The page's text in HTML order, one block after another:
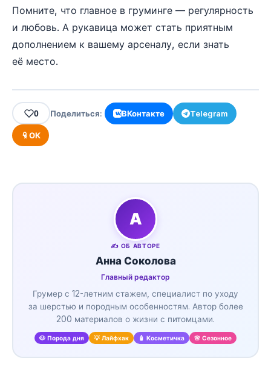
Помните, что главное в груминге — регулярность
и любовь. А рукавица может стать приятным
дополнением к вашему арсеналу, если знать
её место.
0 Поделиться: ВКонтакте Telegram
ОК
А
✍️ ОБ АВТОРЕ
Анна Соколова
Главный редактор
Грумер с 12-летним стажем, специалист по уходу
за шерстью и породным особенностям. Автор более
200 материалов о жизни с питомцами.
🐶 Порода дня 💡 Лайфхак 🧴 Косметичка 🌸 Сезонное